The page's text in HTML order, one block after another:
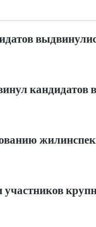
кандидатов